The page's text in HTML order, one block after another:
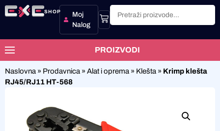
SHOP
Moj
Nalog
PROIZVODI
Naslovna » Prodavnica » Alat i oprema » Klešta » Krimp klešta
RJ45/RJ11 HT-568